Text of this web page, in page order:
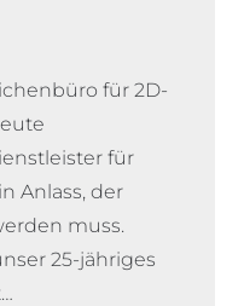
für 2D-
für
Anlass, der
muss.
25-jähriges